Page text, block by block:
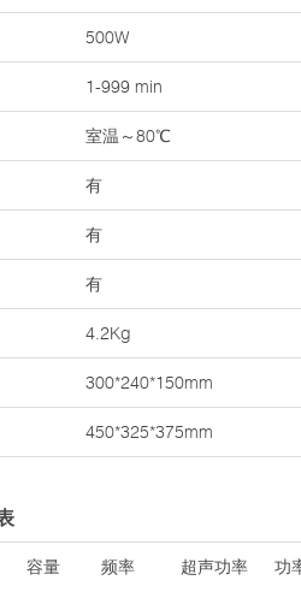
500W
1-999 min
室温～80℃
有
有
有
4.2Kg
300*240*150mm
450*325*375mm
容量 频率 超声功率 功